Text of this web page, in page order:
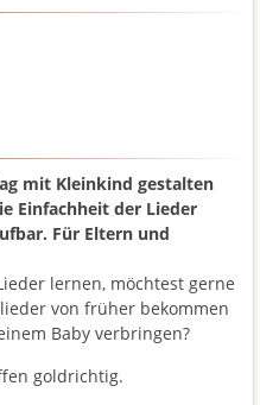
mit Kleinkind gestalten
Einfachheit der Lieder
Für Eltern und
lernen, möchtest gerne
von früher bekommen
Baby verbringen?
goldrichtig.